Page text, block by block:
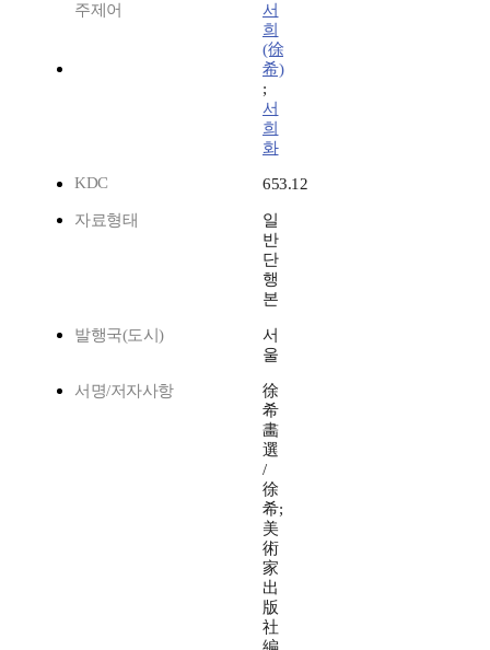
주제어
서
희
(徐
希)
;
서
희
화
KDC
653.12
자료형태
일
반
단
행
본
발행국(도시)
서
울
서명/저자사항
徐
希
畵
選
/
徐
希;
美
術
家
出
版
社